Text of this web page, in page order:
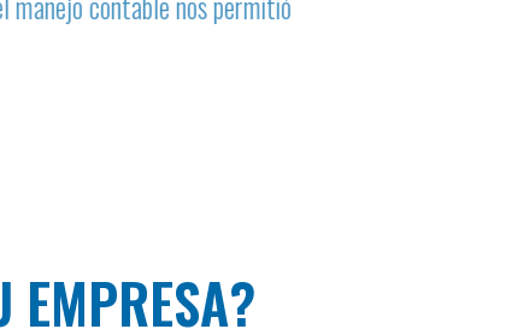
EMPRESA?